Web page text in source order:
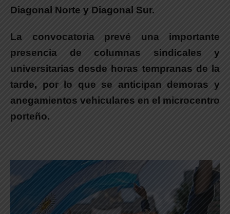
Diagonal Norte y Diagonal Sur.
La convocatoria prevé una importante
presencia de columnas sindicales y
universitarias desde horas tempranas de la
tarde, por lo que se anticipan demoras y
anegamientos vehiculares en el microcentro
porteño.